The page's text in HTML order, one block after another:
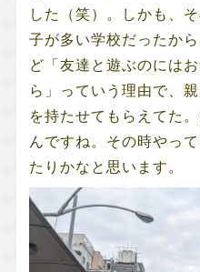
した（笑）。しかも、
子が多い学校だったか
ど「友達と遊ぶのには
ら」っていう理由で、
を持たせてもらえてた
んですね。その時やっ
たりかなと思います。